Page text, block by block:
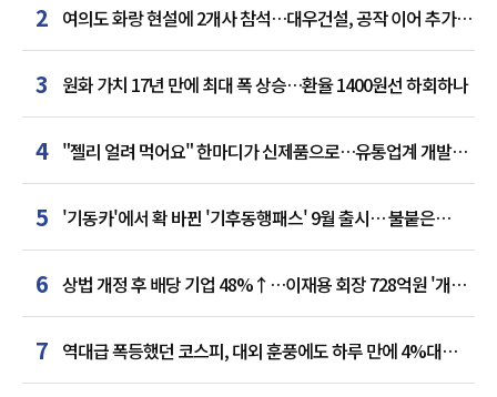
2 여의도 화랑 현설에 2개사 참석…대우건설, 공작 이어 추가
거점 확보하나
3 원화 가치 17년 만에 최대 폭 상승…환율 1400원선 하회하나
4 "젤리 얼려 먹어요" 한마디가 신제품으로…유통업계 개발실
된 SNS
5 '기동카'에서 확 바뀐 '기후동행패스' 9월 출시… 불붙은
카드사 경쟁
6 상법 개정 후 배당 기업 48%↑…이재용 회장 728억원 '개인
최다'
7 역대급 폭등했던 코스피, 대외 훈풍에도 하루 만에 4%대
급락